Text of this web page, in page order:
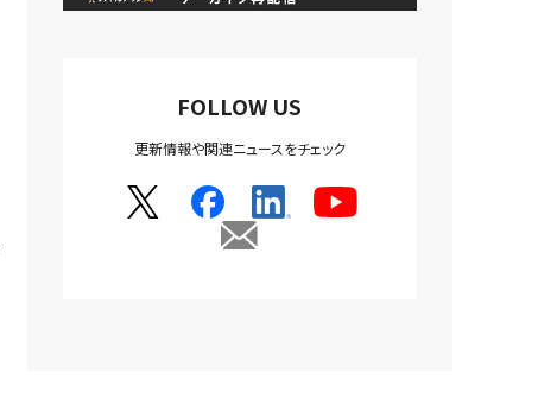
FOLLOW US
更新情報や関連ニュースをチェック